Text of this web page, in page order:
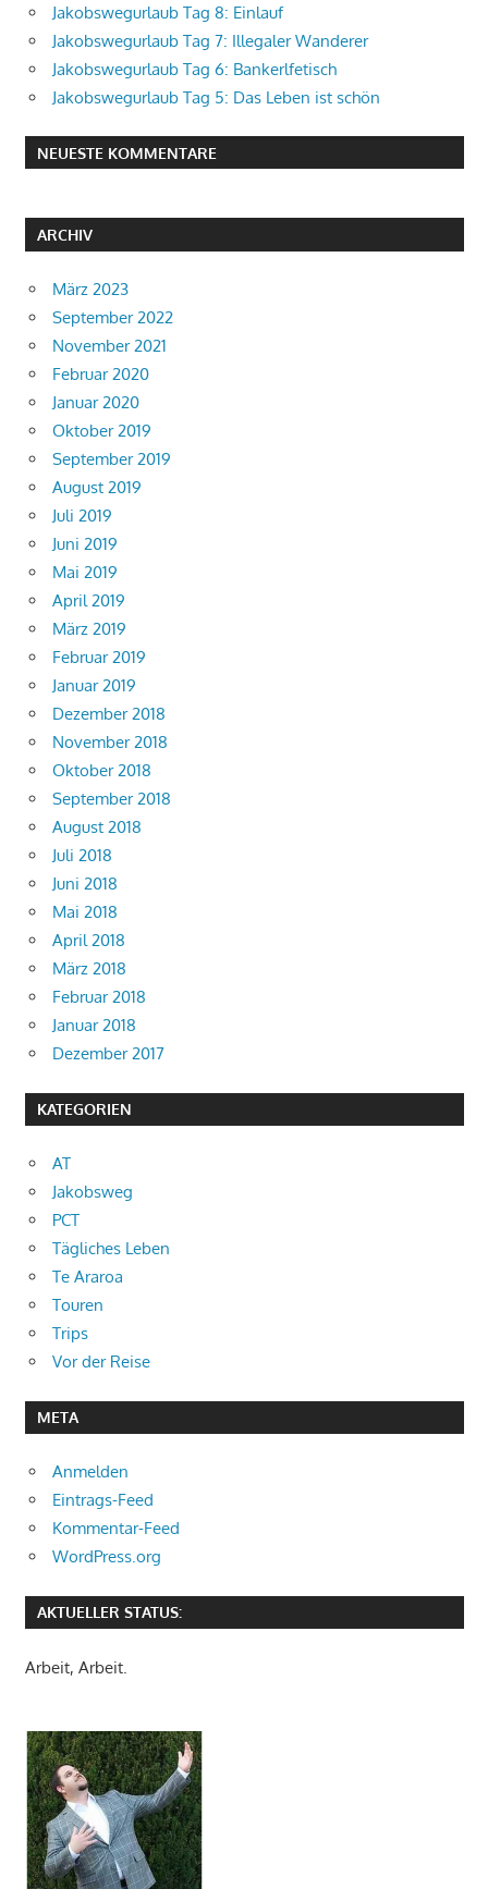
Jakobswegurlaub Tag 8: Einlauf
Jakobswegurlaub Tag 7: Illegaler Wanderer
Jakobswegurlaub Tag 6: Bankerlfetisch
Jakobswegurlaub Tag 5: Das Leben ist schön
NEUESTE KOMMENTARE
ARCHIV
März 2023
September 2022
November 2021
Februar 2020
Januar 2020
Oktober 2019
September 2019
August 2019
Juli 2019
Juni 2019
Mai 2019
April 2019
März 2019
Februar 2019
Januar 2019
Dezember 2018
November 2018
Oktober 2018
September 2018
August 2018
Juli 2018
Juni 2018
Mai 2018
April 2018
März 2018
Februar 2018
Januar 2018
Dezember 2017
KATEGORIEN
AT
Jakobsweg
PCT
Tägliches Leben
Te Araroa
Touren
Trips
Vor der Reise
META
Anmelden
Eintrags-Feed
Kommentar-Feed
WordPress.org
AKTUELLER STATUS:
Arbeit, Arbeit.